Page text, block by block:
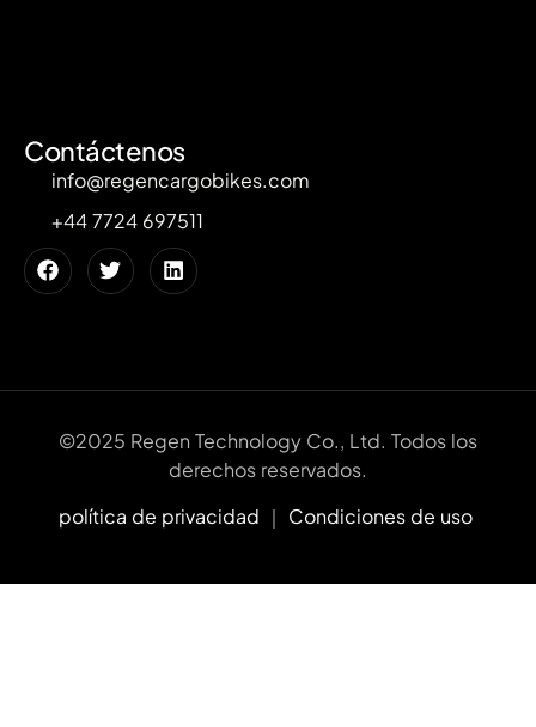
Contáctenos
info@regencargobikes.com
+44 7724 697511
©2025 Regen Technology Co., Ltd. Todos los
derechos reservados.
política de privacidad ｜ Condiciones de uso